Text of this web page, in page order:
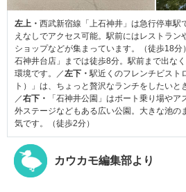
左上・ 西武新宿線「上石神井」は急行停車駅
えなしでアクセス可能。駅前にはレストラン
ショップなどが集まっています。（徒歩18分
石神井台店」までは徒歩8分。駅前まで出な
環境です。／左下・駅近くのフレンチビスト
ト）」は、ちょっと贅沢なランチをしたいと
／右下・
「石神井公園」はボート乗り場や
外ステージなどもある広い公園。大きな池の
気です。（徒歩2分）
カウカモ編集部より